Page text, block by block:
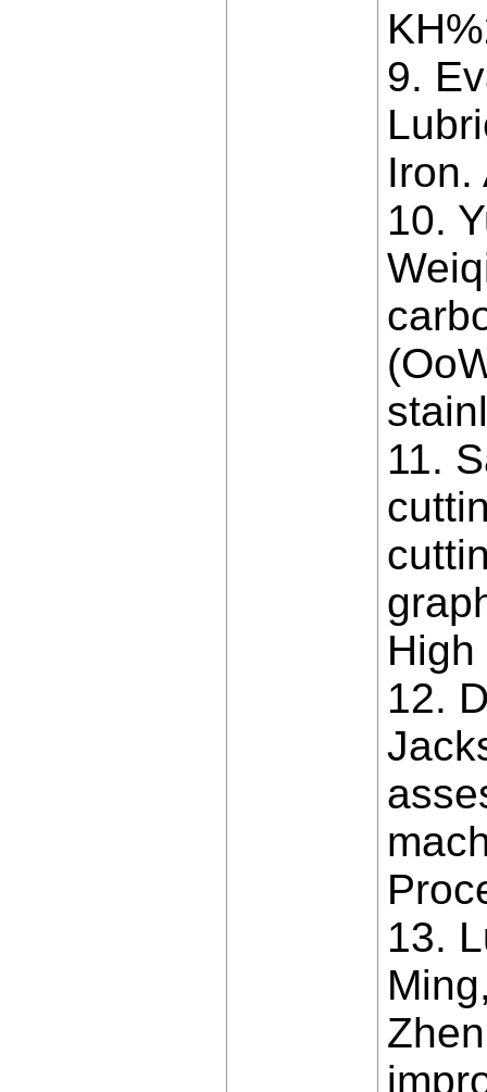
9.
Iron.
10.
11.
12.
13.